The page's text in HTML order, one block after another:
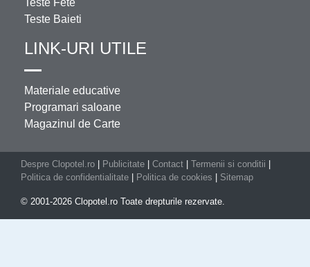
Teste Fete
Teste Baieti
LINK-URI UTILE
Materiale educative
Programari saloane
Magazinul de Carte
Despre Clopotel.ro Publicitate Contact Termenii si conditii
Politica de confidentialitate
Politica de cookies Sitemap
© 2001-2026 Clopotel.ro Toate drepturile rezervate.